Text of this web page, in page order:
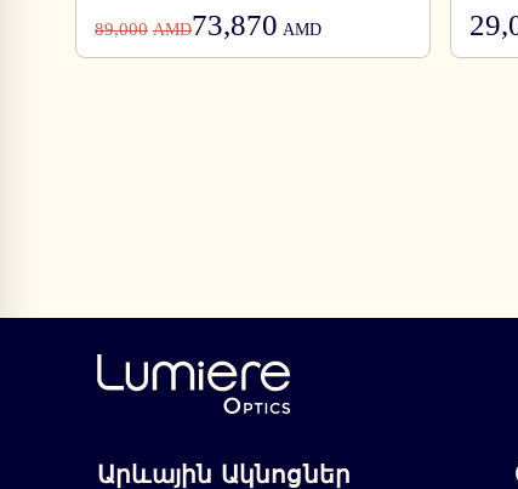
89,000 AMD73,870 AMD
Արևային Ակնոցներ